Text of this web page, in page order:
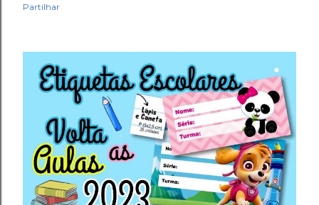
Partilhar